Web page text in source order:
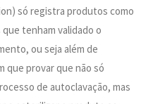
só registra produtos como
tenham validado o
ou seja além de
que provar que não só
de autoclavação, mas